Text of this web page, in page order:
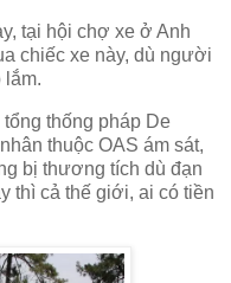
tại hội chợ xe ở Anh
chiếc xe này, dù người
lắm.
thống pháp De
thuộc OAS ám sát,
bị thương tích dù đạn
thì cả thế giới, ai có tiền